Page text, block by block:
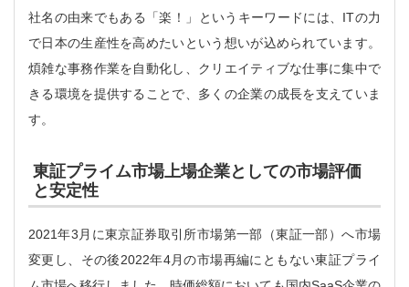
社名の由来でもある「楽！」というキーワードには、ITの力
で日本の生産性を高めたいという想いが込められています。
煩雑な事務作業を自動化し、クリエイティブな仕事に集中で
きる環境を提供することで、多くの企業の成長を支えていま
す。
東証プライム市場上場企業としての市場評価
と安定性
2021年3月に東京証券取引所市場第一部（東証一部）へ市場
変更し、その後2022年4月の市場再編にともない東証プライ